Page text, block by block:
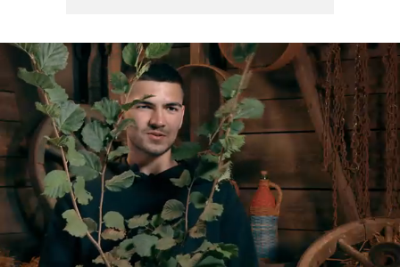
zvuk
/
Loaded
100.00%